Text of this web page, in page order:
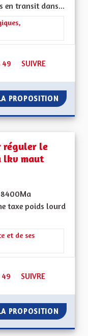
en transit dans...
transitions
49 49 ABONNÉS
SUIVRE
PROPOSITION
réguler le
lkv maut
taxe poids lourd
et de ses
49 49 ABONNÉS
SUIVRE
PROPOSITION UNE